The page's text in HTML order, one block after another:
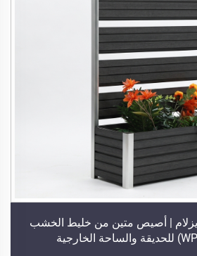
| أصيص متين من خليط الخشب